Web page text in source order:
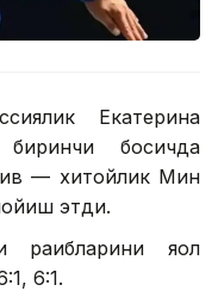
Екатерина
босқичда
— хитойлик Мин
этди.
яққол
6:1.